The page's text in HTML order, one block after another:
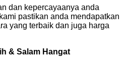
dan kepercayaanya anda
pastikan anda mendapatkan
yang terbaik dan juga harga
& Salam Hangat